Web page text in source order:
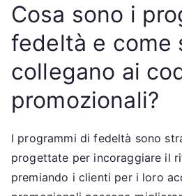
Cosa sono i
fedeltà e come
collegano ai
promozionali?
I programmi di fedeltà sono
progettate per incoraggiare il
premiando i clienti per i loro